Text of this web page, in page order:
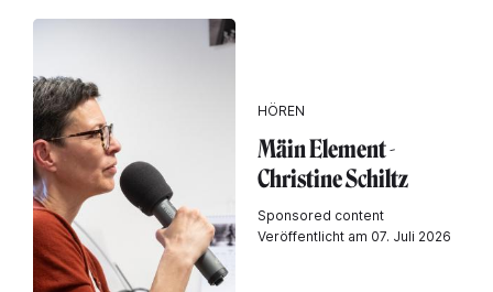
HÖREN
Mäin Element -
Christine Schiltz
Sponsored content
Veröffentlicht am 07. Juli 2026